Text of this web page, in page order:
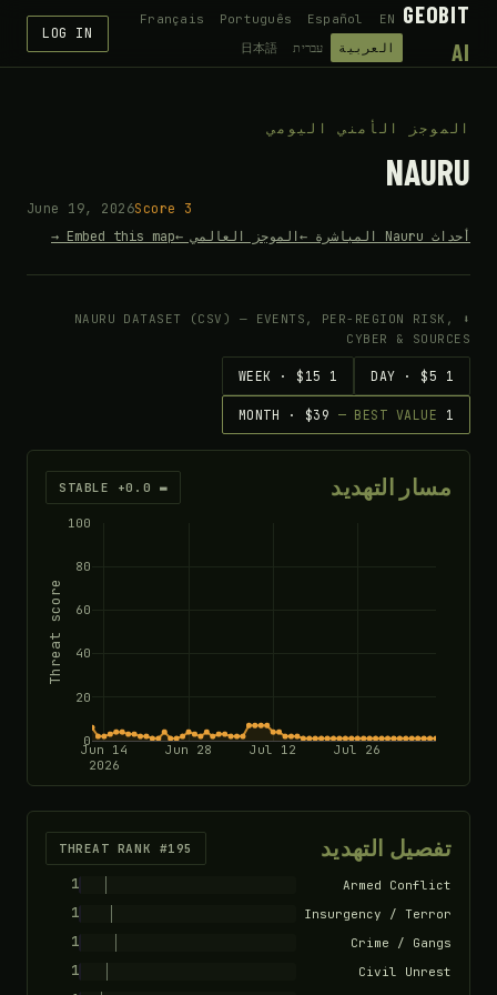
GEOBIT
AI
EN
Español
Português
Français
العربية
עברית 日本語
LOG IN
الموجز الأمني اليومي
NAURU
June 19, 2026Score 3
أحداث Nauru المباشرة ←
الموجز العالمي ←Embed this map →
⬇ NAURU DATASET (CSV) — EVENTS, PER-REGION RISK,
CYBER & SOURCES
1 DAY · $5
1 WEEK · $15
1 MONTH · $39
— BEST VALUE
مسار التهديد ▬ STABLE +0.0
Jun 14
2026
Jun 28 Jul 12 Jul 26
0
20
40
60
80
100
Threat score
تفصيل التهديد THREAT RANK #195
Armed Conflict
1
Insurgency / Terror
1
Crime / Gangs
1
Civil Unrest
1